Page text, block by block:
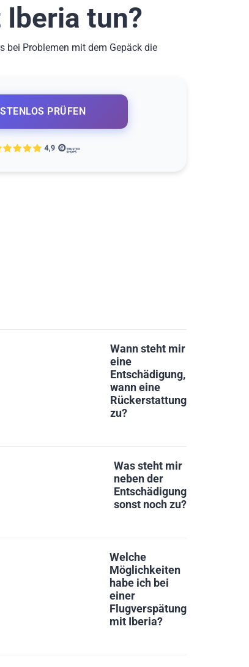
tun?
bei Problemen mit dem Gepäck die
PRÜFEN
Wann steht mir
eine
Entschädigung,
wann eine
Rückerstattung
zu?
Was steht mir
neben der
Entschädigung
sonst noch zu?
Welche
Möglichkeiten
habe ich bei
einer
Flugverspätung
mit Iberia?